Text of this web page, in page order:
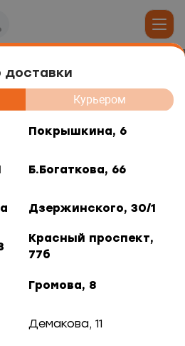
доставки
Курьером
Покрышкина, 6
Б.Богаткова, 66
Дзержинского, 30/1
Красный проспект,
77б
Громова, 8
Демакова, 11
"Снежный краб"